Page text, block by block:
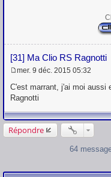
[31] Ma Clio RS Ragnotti
e
s
a
g
e
mer. 9 déc. 2015 05:32
C'est marrant, j'ai moi aussi
Ragnotti
Répondre
64